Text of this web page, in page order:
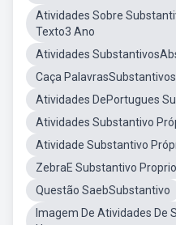
Atividades Sobre
Texto3 Ano
Atividades
Caça
Atividades DePortugues
Atividades Substantivo
Atividade Substantivo
ZebraE Substantivo Proprio
Questão SaebSubstantivo
Imagem De Atividades De